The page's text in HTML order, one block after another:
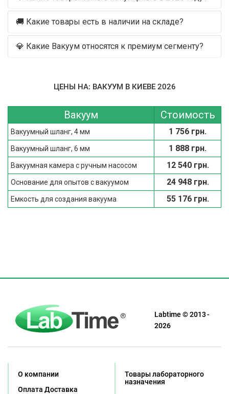
🚚 Какие товары есть в наличии на складе?
💎 Какие Вакуум относятся к премиум сегменту?
ЦЕНЫ НА: ВАКУУМ В КИЕВЕ 2026
Вакуум Стоимость
Вакуумный шланг, 4 мм 1 756 грн.
Вакуумный шланг, 6 мм 1 888 грн.
Вакуумная камера с ручным насосом 12 540 грн.
Основание для опытов с вакуумом 24 948 грн.
Емкость для создания вакуума 55 176 грн.
Labtime © 2013 -
2026
О компании
Оплата Доставка
Товары лабораторного
назначения